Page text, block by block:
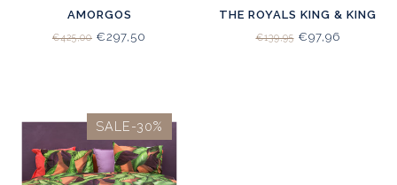
AMORGOS
DEKBEDOVERTREK
€425,00 €297,50
THE ROYALS KING & KING
240X200/220 + 2X 60X70
€139,95€97,96
SALE-30%